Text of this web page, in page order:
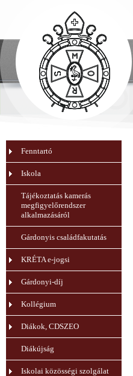
Fenntartó
Iskola
Tájékoztatás kamerás
megfigyelőrendszer
alkalmazásáról
Gárdonyis családfakutatás
KRÉTA e-jogsi
Gárdonyi-díj
Kollégium
Diákok, CDSZEO
Diákújság
Iskolai közösségi szolgálat